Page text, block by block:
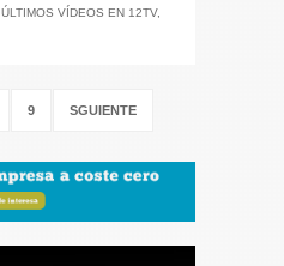
ÚLTIMOS VÍDEOS EN 12TV,
9 SGUIENTE